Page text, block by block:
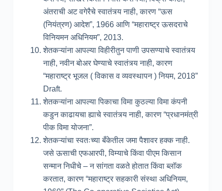
अंतराची अट वगेरैचे स्वातंत्र्य नाही, कारण “ऊस
(नियंत्रण) आदेश”, 1966 आणि “महाराष्ट्र ऊसदराचे
विनियमन अधिनियम”, 2013.
शेतकऱ्यांना आपल्या विहीरीतुन पाणी उपसण्याचे स्वातंत्र्य
नाही, नवीन बोअर घेण्याचे स्वातंत्र्य नाही, कारण
“महाराष्ट्र भूजल ( विकास व व्यवस्थापन ) नियम, 2018”
Draft.
शेतकऱ्यांना आपल्या पिकाचा विमा कुठल्या विमा कंपनी
कडुन काढायचा ह्याचे स्वातंत्र्य नाही, कारण “प्रधानमंत्री
पीक विमा योजना”.
शेतकऱ्यांचा स्वतःच्या बँकेतील जमा पैशावर हक्क नाही.
जसे ऊसाची एफआरपी, विम्याचे किंवा पीएम किसान
सन्मान निधीचे – न सांगता वळते होतात किंवा ब्लॉक
करतात, कारण “महाराष्ट्र सहकारी संस्था अधिनियम,